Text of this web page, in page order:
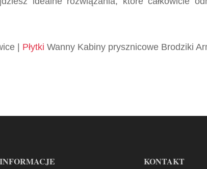
| Płytki Wanny Kabiny prysznicowe Brodziki
INFORMACJE KONTAKT